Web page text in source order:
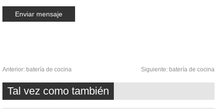
Anterior: batería de cocina Siguiente: batería de cocina
Tal vez como también